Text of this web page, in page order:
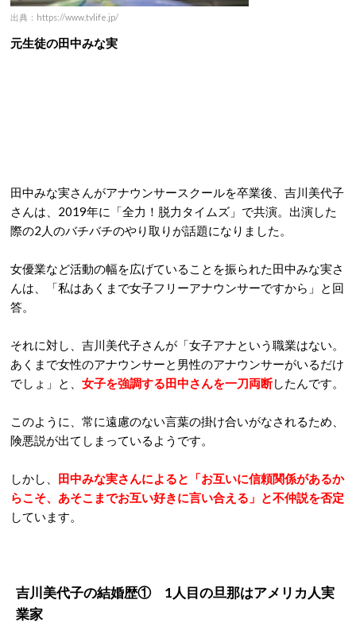
出典：https://www.tvlife.jp/
元生徒の田中みな実
田中みな実さんがアナウンサースクールを卒業後、吉川美代子
さんは、2019年に「全力！脱力タイムズ」で共演。出演した
際の2人のバチバチのやり取りが話題になりました。
女優業など活動の幅を広げていることを振られた田中みな実さ
んは、「私はあくまで女子フリーアナウンサーですから」と回
答。
それに対し、吉川美代子さんが「女子アナという職業はない。
あくまで女性のアナウンサーと男性のアナウンサーがいるだけ
でしょ」と、 女子を強調する田中さんを一刀両断したんです。
このように、常に遠慮のない言葉の掛け合いがなされるため、
険悪説が出てしまっているようです。
しかし、 田中みな実さんによると「お互いに信頼関係があるか
らこそ、あそこまでお互い好きに言い合える」と不仲説を否定
しています。
吉川美代子の結婚歴① 1人目の旦那はアメリカ人実
業家